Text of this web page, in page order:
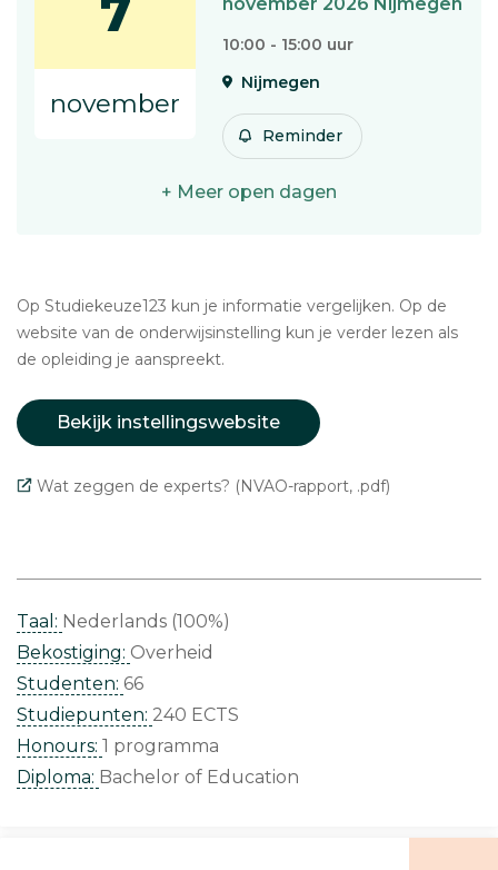
7
november
10:00 - 15:00 uur
Nijmegen
Reminder
+ Meer open dagen
Op Studiekeuze123 kun je informatie vergelijken. Op de
website van de onderwijsinstelling kun je verder lezen als
de opleiding je aanspreekt.
Bekijk instellingswebsite
Wat zeggen de experts? (NVAO-rapport, .pdf)
Taal: Nederlands (100%)
Bekostiging: Overheid
Studenten: 66
Studiepunten: 240 ECTS
Honours: 1 programma
Diploma: Bachelor of Education